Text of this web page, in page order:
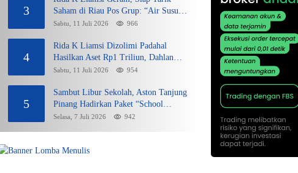
3
Saham di Riau Pos Grup: “Air Susu
Dibalas Air Tuba”
Sabtu, 11 Juli 2026 966
4
Rida K Liamsi Dizolimi Padahal
Hasilkan Aset Rp1 Triliun, Dahlan
Iskan Siap Membela
Sabtu, 11 Juli 2026 954
5
Sambut Libur Sekolah, Aston Tanjung
Pinang Hadirkan Paket “School
Holiday Getaway”
Selasa, 7 Juli 2026 942